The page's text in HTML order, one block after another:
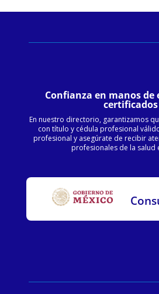
Confianza en manos de
certificados
En nuestro directorio, garantizamos
con título y cédula profesional
profesional y asegúrate de recibir
profesionales de la salud